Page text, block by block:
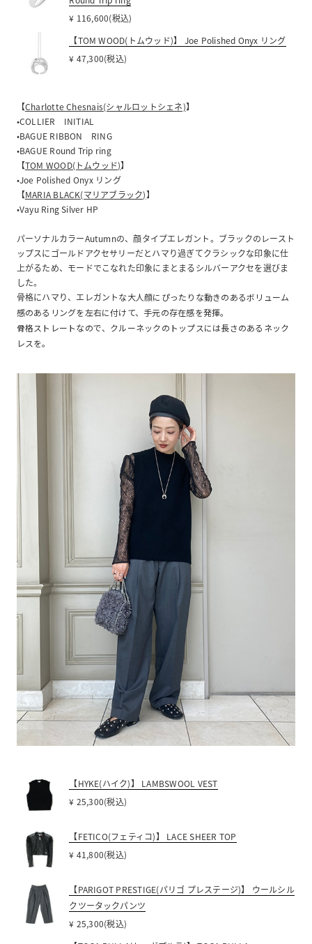
¥ 116,600(税込)
【TOM WOOD(トムウッド)】 Joe Polished Onyx リング
¥ 47,300(税込)
【Charlotte Chesnais(シャルロットシェネ)】
•COLLIER INITIAL
•BAGUE RIBBON RING
•BAGUE Round Trip ring
【TOM WOOD(トムウッド)】
•Joe Polished Onyx リング
【MARIA BLACK(マリアブラック)】
•Vayu Ring Silver HP
パーソナルカラーAutumnの、顔タイプエレガント。ブラックのレースト
ップスにゴールドアクセサリーだとハマり過ぎてクラシックな印象に仕
上がるため、モードでこなれた印象にまとまるシルバーアクセを選びま
した。
骨格にハマり、エレガント な大人顔にぴったりな動きのあるボリューム
感のあるリングを左右に付けて、手元の存在感を発揮。
骨格ストレートなので、クルーネックのトップスには長さのあるネック
レスを。
【HYKE(ハイク)】 LAMBSWOOL VEST
¥ 25,300(税込)
【FETICO(フェティコ)】 LACE SHEER TOP
¥ 41,800(税込)
【PARIGOT PRESTIGE(パリゴ プレステージ)】 ウールシル
クツータックパンツ
¥ 25,300(税込)